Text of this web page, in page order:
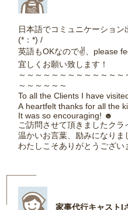
日本語でコミュニケーショ
(*：*) /
英語もOKなので✌、please
宜しくお願い致します！
～～～～～～～～～～～～
～～～～～～
To all the Clients I have
A heartfelt thanks for all the
It was so encouraging! ☻
ご訪問させて頂きましたクラ
温かいお言葉、励みになりま
わたしこそありがとうござい
家事代行キャストI